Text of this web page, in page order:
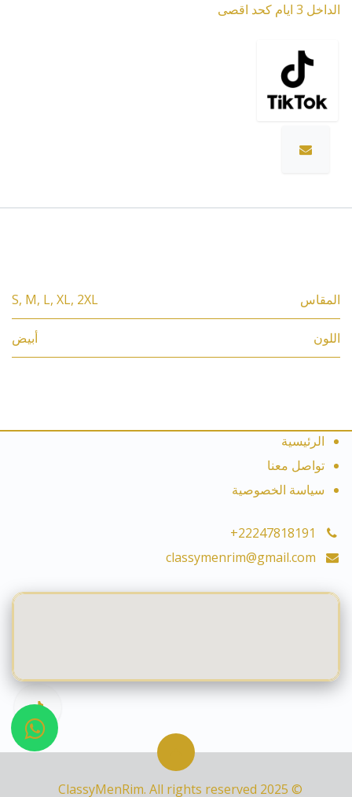
الداخل 3 ايام كحد اقصى
المقاس S, M, L, XL, 2XL
اللون أبيض
الرئيسية
تواصل معنا
سياسة الخصوصية
+22247818191
classymenrim@gmail.com
© 2025 ClassyMenRim. All rights reserved